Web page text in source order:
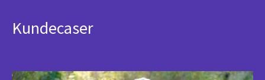
Kundecaser